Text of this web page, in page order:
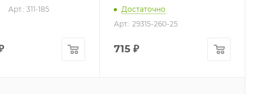
Арт.: 311-185
Достаточно
Арт.: 29315-260-25
715₽